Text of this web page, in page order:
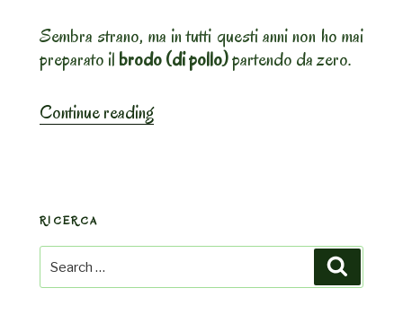
Sembra strano, ma in tutti questi anni non ho mai
preparato il brodo (di pollo)partendo da zero.
Continue reading“Brodo
a
RICERCA
Search
for: